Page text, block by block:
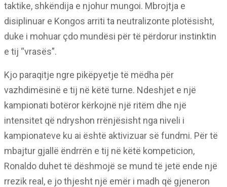
taktike, shkëndija e njohur mungoi. Mbrojtja e
disiplinuar e Kongos arriti ta neutralizonte plotësisht,
duke i mohuar çdo mundësi për të përdorur instinktin
e tij “vrasës”.
Kjo paraqitje ngre pikëpyetje të mëdha për
vazhdimësinë e tij në këtë turne. Ndeshjet e një
kampionati botëror kërkojnë një ritëm dhe një
intensitet që ndryshon rrënjësisht nga niveli i
kampionateve ku ai është aktivizuar së fundmi. Për të
mbajtur gjallë ëndrrën e tij në këtë kompeticion,
Ronaldo duhet të dëshmojë se mund të jetë ende një
rrezik real, e jo thjesht një emër i madh që gjeneron